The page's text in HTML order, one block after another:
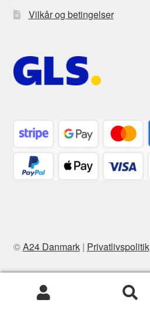
Vilkår og betingelser
©A24 Danmark| Privatlivspolitik